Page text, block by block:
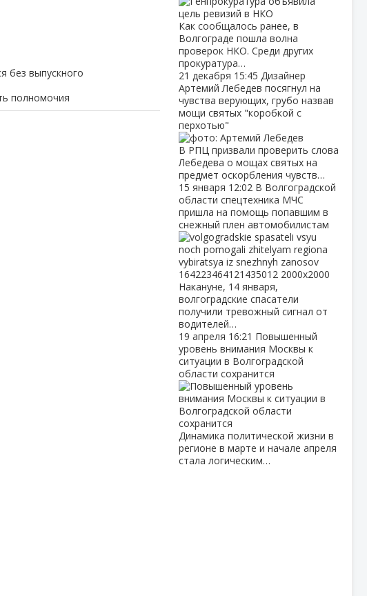
без выпускного
полномочия
Как сообщалось ранее, в
Волгограде пошла волна
проверок НКО. Среди других
прокуратура…
21 декабря 15:45 Дизайнер
Артемий Лебедев посягнул на
чувства верующих, грубо назвав
мощи святых "коробкой с
перхотью"
В РПЦ призвали проверить слова
Лебедева о мощах святых на
предмет оскорбления чувств…
15 января 12:02 В Волгоградской
области спецтехника МЧС
пришла на помощь попавшим в
снежный плен автомобилистам
Накануне, 14 января,
волгоградские спасатели
получили тревожный сигнал от
водителей…
19 апреля 16:21 Повышенный
уровень внимания Москвы к
ситуации в Волгоградской
области сохранится
Динамика политической жизни в
регионе в марте и начале апреля
стала логическим…